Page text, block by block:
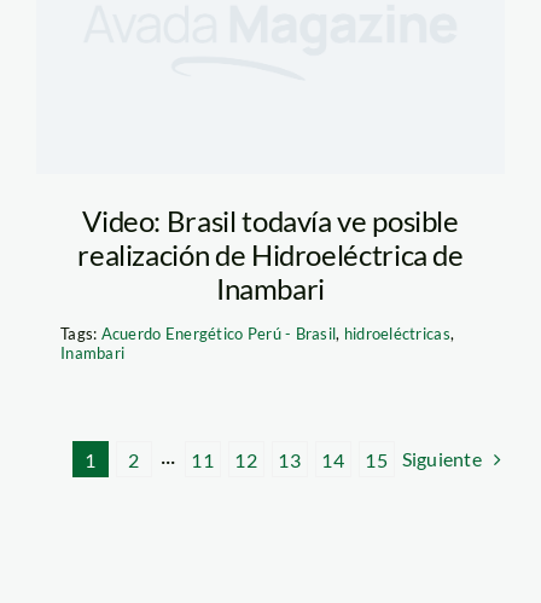
Video: Brasil todavía ve posible
realización de Hidroeléctrica de
Inambari
Tags: Acuerdo Energético Perú - Brasil, hidroeléctricas,
Inambari
1 2 ··· 11 12 13 14 15 Siguiente